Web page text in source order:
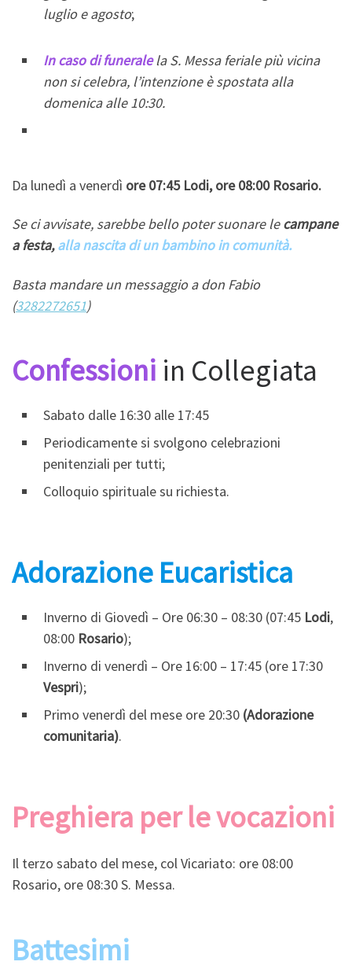
luglio e agosto;
In caso di funeralela S. Messa feriale più vicina
non si celebra, l’intenzione è spostata alla
domenica alle 10:30.
Da lunedì a venerdì ore 07:45 Lodi, ore 08:00 Rosario.
Se ci avvisate, sarebbe bello poter suonare lecampane
a festa,alla nascita di un bambino in comunità.
Basta mandare un messaggio a don Fabio
(3282272651)
Confessioni in Collegiata
Sabato dalle 16:30 alle 17:45
Periodicamente si svolgono celebrazioni
penitenziali per tutti;
Colloquio spirituale su richiesta.
Adorazione Eucaristica
Inverno di Giovedì – Ore 06:30 – 08:30 (07:45 Lodi,
08:00 Rosario);
Inverno di venerdì – Ore 16:00 – 17:45 (ore 17:30
Vespri);
Primo venerdì del mese ore 20:30 (Adorazione
comunitaria).
Preghiera per le vocazioni
Il terzo sabato del mese, col Vicariato: ore 08:00
Rosario, ore 08:30 S. Messa.
Battesimi